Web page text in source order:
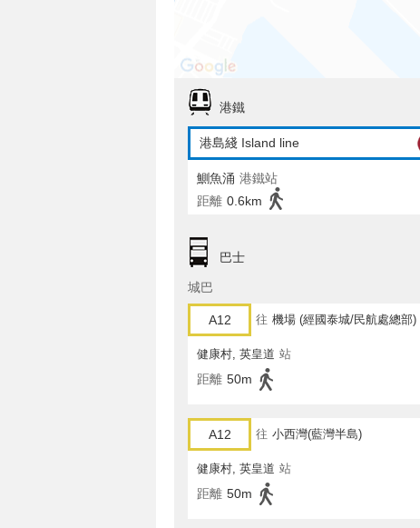
港鐵
港島綫 Island line
鰂魚涌 港鐵站
距離 0.6km
巴士
城巴
A12 往 機場 (經國泰城/民航處總部)
健康村, 英皇道 站
距離 50m
A12 往 小西灣(藍灣半島)
健康村, 英皇道 站
距離 50m